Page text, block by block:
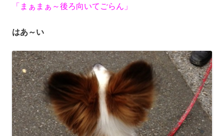
「まぁまぁ～後ろ向いてごらん」
はあ～い